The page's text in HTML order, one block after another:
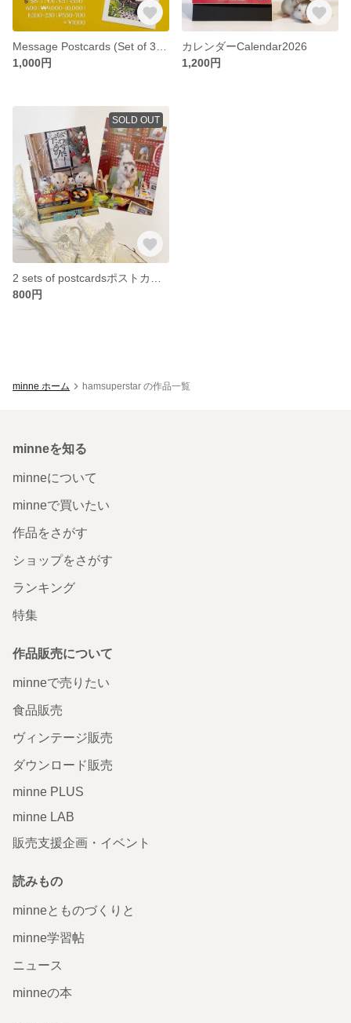
1,000円
カレンダーCalendar2026
1,200円
SOLD OUT
800円
minne ホーム hamsuperstar の作品一覧
minneを知る
minneについて
minneで買いたい
作品をさがす
ショップをさがす
ランキング
特集
作品販売について
minneで売りたい
食品販売
ヴィンテージ販売
ダウンロード販売
minne PLUS
minne LAB
販売支援企画・イベント
読みもの
minneとものづくりと
minne学習帖
ニュース
minneの本